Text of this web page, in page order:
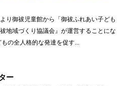
ー